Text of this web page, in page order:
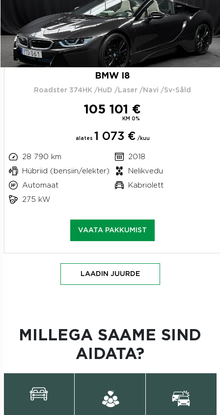
BMW I8
Roadster 374HK /HuD /Laser /Navi /Sv-Såld
105 101 €
KM 0%
alates 1 073 € /kuu
28 790 km
2018
Hübriid (bensiin/elekter)
Nelikvedu
Automaat
Kabriolett
275 kW
VAATA PAKKUMIST
LAADIN JUURDE
MILLEGA SAAME SIND
AIDATA?